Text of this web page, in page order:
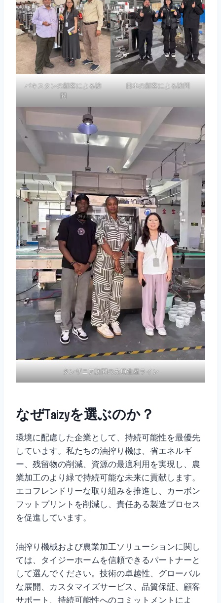
パキスタンの顧客による訪
問
日本の顧客による訪問
タンザニア訪問の充填生産ライン
なぜTaizyを選ぶのか？
環境に配慮した企業として、持続可能性を最優先
しています。私たちの油搾り機は、省エネルギ
ー、残留物の削減、資源の最適利用を実現し、農
業加工のより緑で持続可能な未来に貢献します。
エコフレンドリーな取り組みを推進し、カーボン
フットプリントを削減し、責任ある製造プロセス
を促進しています。
油搾り機械および農業加工ソリューションに関し
ては、タイジーホームを信頼できるパートナーと
して選んでください。技術の卓越性、グローバル
な展開、カスタマイズサービス、品質保証、顧客
サポート、持続可能性へのコミットメントによ